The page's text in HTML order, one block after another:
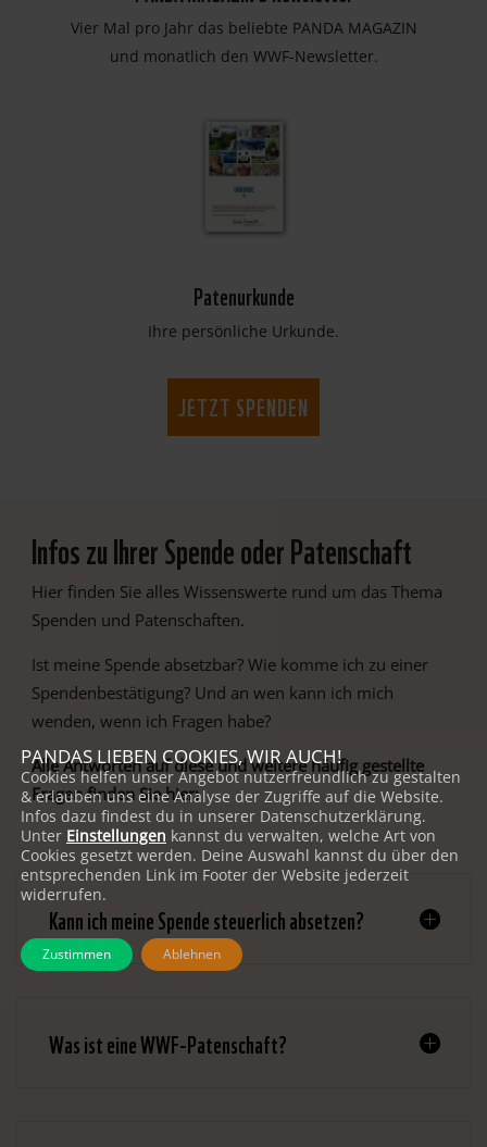
Vier Mal pro Jahr das beliebte PANDA MAGAZIN
und monatlich den WWF-Newsletter.
Patenurkunde
Ihre persönliche Urkunde.
JETZT SPENDEN
Infos zu Ihrer Spende oder Patenschaft
Hier finden Sie alles Wissenswerte rund um das Thema
Spenden und Patenschaften.
Ist meine Spende absetzbar? Wie komme ich zu einer
Spendenbestätigung? Und an wen kann ich mich
wenden, wenn ich Fragen habe?
Alle Antworten auf diese und weitere häufig gestellte
Fragen finden Sie hier:
Kann ich meine Spende steuerlich absetzen?
Was ist eine WWF-Patenschaft?
PANDAS LIEBEN COOKIES, WIR AUCH!
Cookies helfen unser Angebot nutzerfreundlich zu gestalten
& erlauben uns eine Analyse der Zugriffe auf die Website.
Infos dazu findest du in unserer Datenschutzerklärung.
Unter Einstellungen kannst du verwalten, welche Art von
Cookies gesetzt werden. Deine Auswahl kannst du über den
entsprechenden Link im Footer der Website jederzeit
widerrufen.
Zustimmen Ablehnen